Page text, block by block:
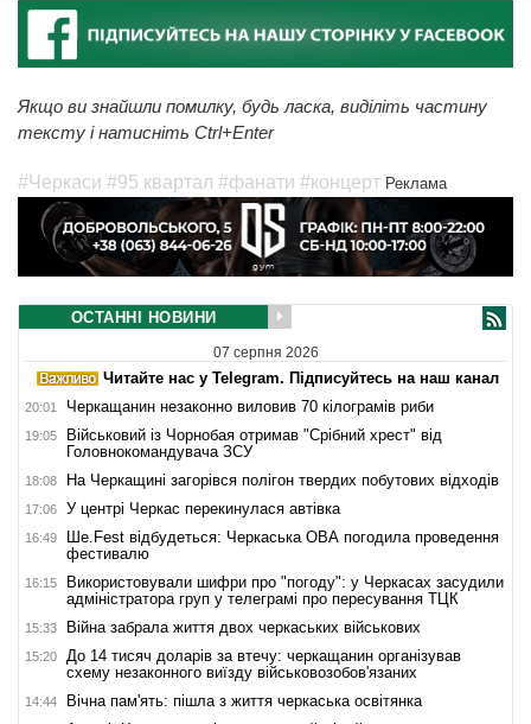
Якщо ви знайшли помилку, будь ласка, виділіть частину
тексту і натисніть Ctrl+Enter
#Черкаси #95 квартал #фанати #концерт Реклама
ОСТАННІ НОВИНИ
07 серпня 2026
Читайте нас у Telegram. Підписуйтесь на наш канал
20:01 Черкащанин незаконно виловив 70 кілограмів риби
19:05
Військовий із Чорнобая отримав "Срібний хрест" від
Головнокомандувача ЗСУ
18:08 На Черкащині загорівся полігон твердих побутових відходів
17:06 У центрі Черкас перекинулася автівка
16:49
Ше.Fest відбудеться: Черкаська ОВА погодила проведення
фестивалю
16:15
Використовували шифри про "погоду": у Черкасах засудили
адміністратора груп у телеграмі про пересування ТЦК
15:33 Війна забрала життя двох черкаських військових
15:20
До 14 тисяч доларів за втечу: черкащанин організував
схему незаконного виїзду військовозобов'язаних
14:44 Вічна пам'ять: пішла з життя черкаська освітянка